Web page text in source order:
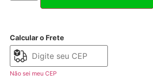
Calcular o Frete
Não sei meu CEP